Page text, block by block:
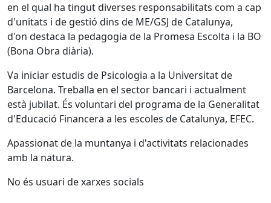
en el qual ha tingut diverses responsabilitats com a cap
d'unitats i de gestió dins de ME/GSJ de Catalunya,
d'on destaca la pedagogia de la Promesa Escolta i la BO
(Bona Obra diària).
Va iniciar estudis de Psicologia a la Universitat de
Barcelona. Treballa en el sector bancari i actualment
està jubilat. És voluntari del programa de la Generalitat
d'Educació Financera a les escoles de Catalunya, EFEC.
Apassionat de la muntanya i d'activitats relacionades
amb la natura.
No és usuari de xarxes socials